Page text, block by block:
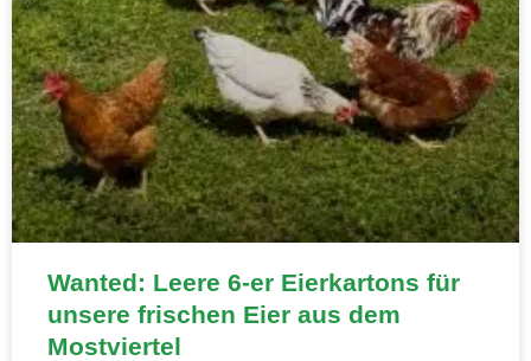
Wanted: Leere 6-er Eierkartons für
unsere frischen Eier aus dem
Mostviertel